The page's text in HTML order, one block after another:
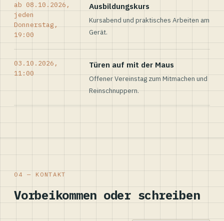
ab 08.10.2026,
jeden
Donnerstag,
19:00
Ausbildungskurs
Kursabend und praktisches Arbeiten am
Gerät.
03.10.2026,
11:00
Türen auf mit der Maus
Offener Vereinstag zum Mitmachen und
Reinschnuppern.
04 — KONTAKT
Vorbeikommen oder schreiben